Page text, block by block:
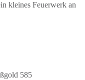
kleines Feuerwerk an
585